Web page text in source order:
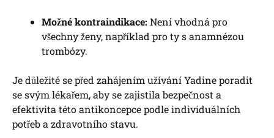
Možné kontraindikace: Není vhodná pro
všechny ženy, například pro ty s anamnézou
trombózy.
Je důležité se před zahájením užívání Yadine poradit
se svým lékařem, aby se zajistila bezpečnost a
efektivita této antikoncepce podle individuálních
potřeb a zdravotního stavu.